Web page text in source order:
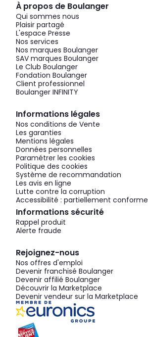
À propos de Boulanger
Qui sommes nous
Plaisir partagé
L'espace Presse
Nos services
Nos marques Boulanger
SAV marques Boulanger
Le Club Boulanger
Fondation Boulanger
Client professionnel
Boulanger INFINITY
Informations légales
Nos conditions de Vente
Les garanties
Mentions légales
Données personnelles
Paramétrer les cookies
Politique des cookies
Système de recommandation
Les avis en ligne
Lutte contre la corruption
Accessibilité : partiellement conforme
Informations sécurité
Rappel produit
Alerte fraude
Rejoignez-nous
Nos offres d'emploi
Devenir franchisé Boulanger
Devenir affilié Boulanger
Découvrir la Marketplace
Devenir vendeur sur la Marketplace